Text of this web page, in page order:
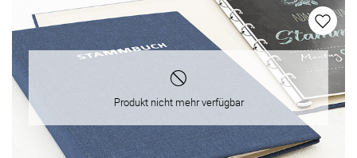
Produkt nicht mehr verfügbar